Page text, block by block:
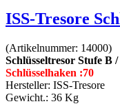
ISS-Tresore
(Artikelnummer: 14000)
Schlüsseltresor Stufe B /
Schlüsselhaken :70
Hersteller: ISS-Tresore
Gewicht.: 36 Kg